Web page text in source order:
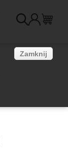
Zamknij